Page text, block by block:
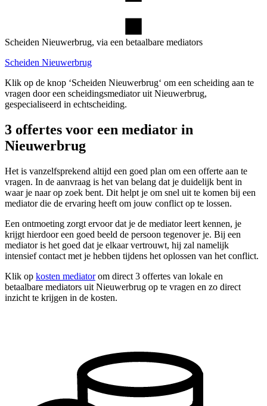
Scheiden Nieuwerbrug, via een betaalbare mediators
Scheiden Nieuwerbrug
Klik op de knop ‘Scheiden Nieuwerbrug‘ om een scheiding aan te
vragen door een scheidingsmediator uit Nieuwerbrug,
gespecialiseerd in echtscheiding.
3 offertes voor een mediator in
Nieuwerbrug
Het is vanzelfsprekend altijd een goed plan om een offerte aan te
vragen. In de aanvraag is het van belang dat je duidelijk bent in
waar je naar op zoek bent. Dit helpt je om snel uit te komen bij een
mediator die de ervaring heeft om jouw conflict op te lossen.
Een ontmoeting zorgt ervoor dat je de mediator leert kennen, je
krijgt hierdoor een goed beeld de persoon tegenover je. Bij een
mediator is het goed dat je elkaar vertrouwt, hij zal namelijk
intensief contact met je hebben tijdens het oplossen van het conflict.
Klik op kosten mediatorom direct 3 offertes van lokale en
betaalbare mediators uit Nieuwerbrug op te vragen en zo direct
inzicht te krijgen in de kosten.